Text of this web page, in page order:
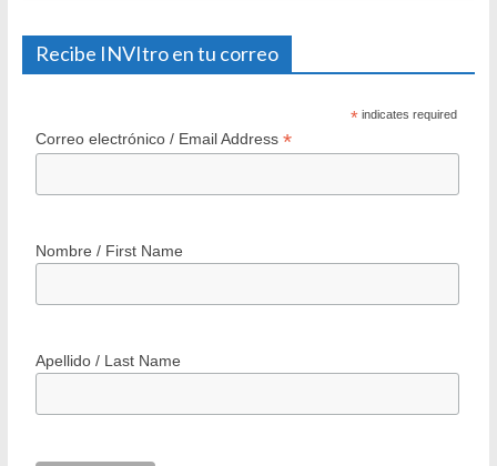
Recibe INVItro en tu correo
* indicates required
Correo electrónico / Email Address *
Nombre / First Name
Apellido / Last Name